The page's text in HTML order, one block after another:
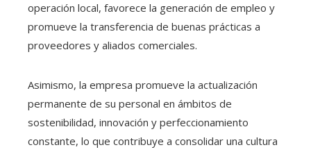
operación local, favorece la generación de empleo y
promueve la transferencia de buenas prácticas a
proveedores y aliados comerciales.
Asimismo, la empresa promueve la actualización
permanente de su personal en ámbitos de
sostenibilidad, innovación y perfeccionamiento
constante, lo que contribuye a consolidar una cultura